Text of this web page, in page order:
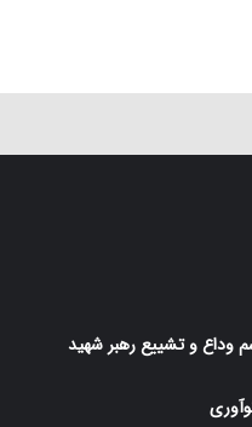
وداع و تشییع رهبر شهید